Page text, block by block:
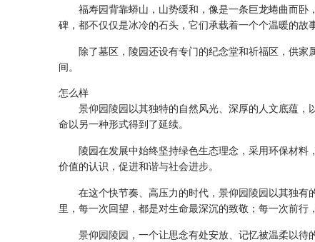
福寿园背靠蟒山，山势缓和，像是一条巨龙蜷曲而
碑，都不仅仅是冰冷的石头，它们承载着一个个温暖的故
除了墓区，陵园还设有专门的纪念堂和祈福区，供
间。
怎么样
景仰园陵园以其独特的自然风光、深厚的人文底蕴
命以另一种形式得到了延续。
陵园在发展中始终坚持绿色生态理念，采用环保材
价值的认识，促进和谐与社会进步。
在这个快节奏、高压力的时代， 景仰园陵园以其独有
里，每一次回望，都是对生命最深沉的致敬；每一次前行
景仰园陵园 ，一个让思念有处安放、记忆被温柔以